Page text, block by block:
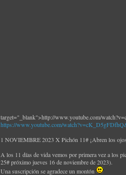
target="_blank">http://www.youtube.com/
https://www.youtube.com/
1 NOVIEMBRE 2023 X Pichón 11# ¡Abren los
A los 11 días de vida vemos por primera vez a los
25# próximo jueves 16 de noviembre de 2023).
Una suscripción se agradece un montón